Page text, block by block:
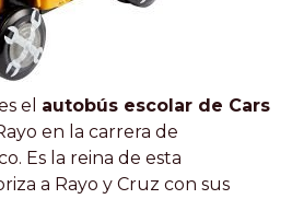
el autobús escolar de Cars
en la carrera de
Es la reina de esta
a Rayo y Cruz con sus